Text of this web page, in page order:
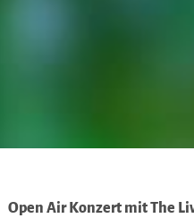
Open Air Konzert mit The